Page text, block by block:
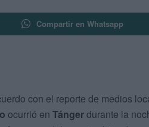
Compartir en Whatsapp
con el reporte de medios
ocurrió en Tángerdurante la